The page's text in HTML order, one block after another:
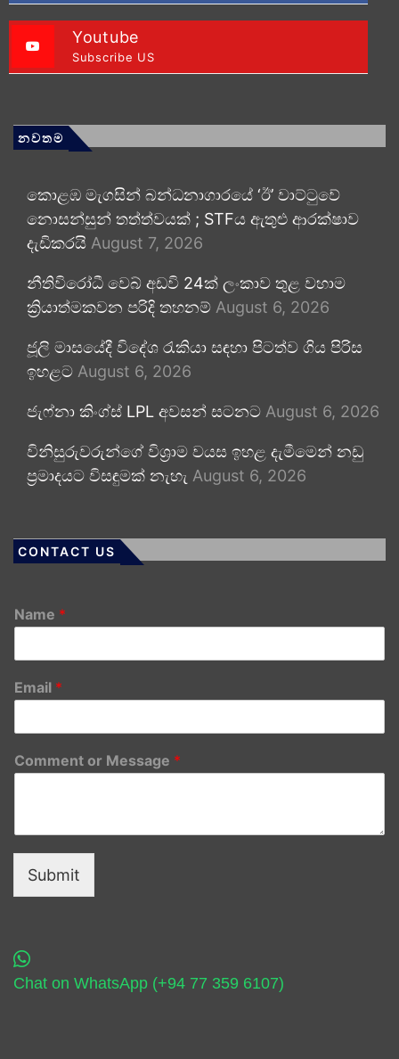
Youtube
Subscribe US
නවතම
කොළඹ මැගසින් බන්ධනාගාරයේ ‘ඊ’ වාට්ටුවේ
නොසන්සුන් තත්ත්වයක් ; STFය ඇතුළු ආරක්ෂාව
දැඩිකරයි August 7, 2026
නීතිවිරෝධී වෙබ් අඩවි 24ක් ලංකාව තුළ වහාම
ක්‍රියාත්මකවන පරිදි තහනම් August 6, 2026
ජූලි මාසයේදී විදේශ රැකියා සඳහා පිටත්ව ගිය පිරිස
ඉහළට August 6, 2026
ජැෆ්නා කිංග්ස් LPL අවසන් සටනට August 6, 2026
විනිසුරුවරුන්ගේ විශ්‍රාම වයස ඉහළ දැමීමෙන් නඩු
ප්‍රමාදයට විසඳුමක් නැහැ August 6, 2026
CONTACT US
Name *
Email *
Comment or Message *
Submit
Chat on WhatsApp (+94 77 359 6107)